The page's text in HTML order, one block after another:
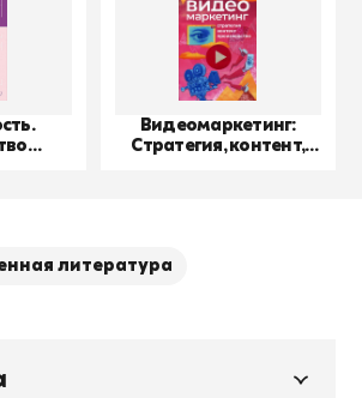
Видеомаркетинг:
Стратегия, контент,
литература